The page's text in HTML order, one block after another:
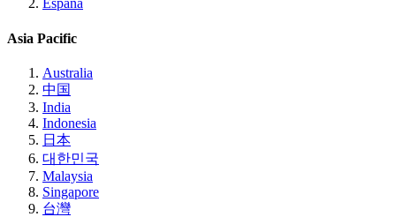
España
Asia Pacific
Australia
中国
India
Indonesia
日本
대한민국
Malaysia
Singapore
台灣